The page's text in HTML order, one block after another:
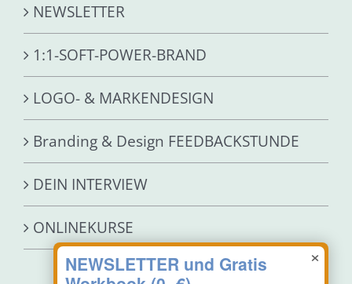
NEWSLETTER
1:1-SOFT-POWER-BRAND
LOGO- & MARKENDESIGN
Branding & Design FEEDBACKSTUNDE
DEIN INTERVIEW
ONLINEKURSE
×